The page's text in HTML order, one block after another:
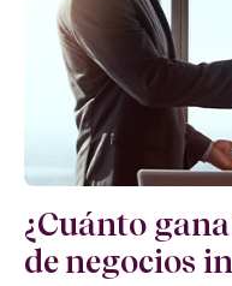
¿Cuánto
de negocios